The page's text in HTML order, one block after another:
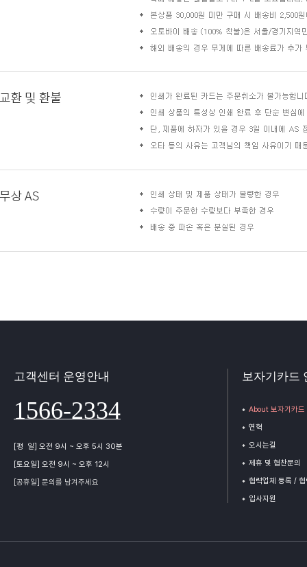
고객센터 운영안내
1566-2334
[평 일] 오전 9시 ~ 오후 5시 30분
[토요일] 오전 9시 ~ 오후 12시
[공휴일] 문의를 남겨주세요
보자기카드
About 보자기카드
연혁
오시는길
제휴 및 협찬문의
협력업체 등록 /
입사지원